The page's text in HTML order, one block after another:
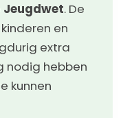
Jeugdwet. De
en
extra
nodig hebben
kunnen